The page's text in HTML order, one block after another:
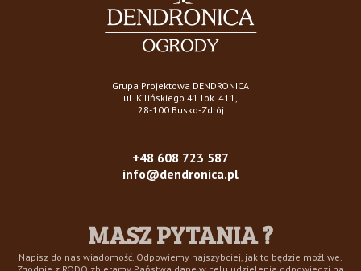
Grupa Projektowa DENDRONICA
ul. Kilińskiego 41 lok. 411,
28-100 Busko-Zdrój
+48 608 723 587
info@dendronica.pl
MASZ PYTANIA ?
Napisz do nas wiadomość. Odpowiemy najszybciej, jak to będzie możliwe.